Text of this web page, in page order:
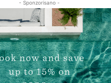
- Sponzorisano -